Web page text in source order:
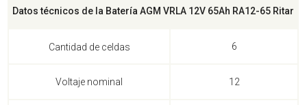
Datos técnicos de la Batería AGM VRLA 12V 65Ah RA12-65 Ritar
Cantidad de celdas 6
Voltaje nominal 12